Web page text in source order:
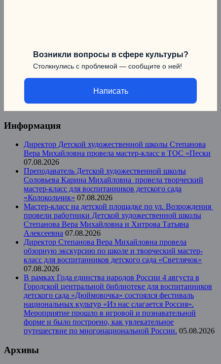
Возникли вопросы в сфере культуры?
Столкнулись с проблемой — сообщите о ней!
Написать
Информация
Директор Детской художественной школы Степанова
Вера Михайловна провела мастер-класс в ТОС «Пески
07.08.2026
Преподаватель Детской художественной школы
Соловьева Карина Михайловна провела творческий
мастер-класс для воспитанников детского сада
«Колокольчик» 07.08.2026
Мастер-класс на детской площадке по ул. Возрождения
провели работники Детской художественной школы
Степанова Вера Михайловна и Хитрова Татьяна
Алексеевна 07.08.2026
Директор Степанова Вера Михайловна провела
обзорную экскурсию по школе и творческий мастер-
класс для воспитанников детского сада «Светлячок»
07.08.2026
В рамках Года единства народов России 4 августа в
Городской центральной библиотеке для воспитанников
детского сада «Дюймовочка» состоялся фестиваль
национальных культур «Из нас слагается Россия».
Мероприятие прошло в игровой и познавательной
форме и было построено, как увлекательное
путешествие по многонациональной России. 05.08.2026
Архивы